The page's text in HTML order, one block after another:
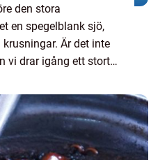
den stora
en spegelblank sjö,
Är det inte
vi drar igång ett stort